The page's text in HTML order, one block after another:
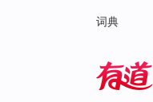
词典